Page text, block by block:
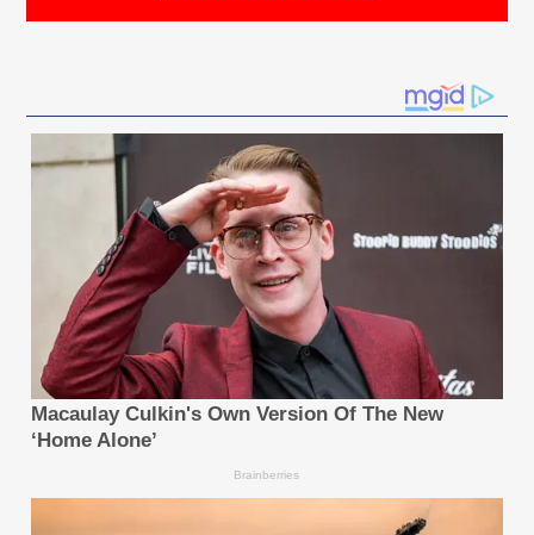
ในสภาพแวดล้อมเมืองที่มีความหนาแน่นสูง บางรุ่นได้รับ
การรับรองมาตรฐาน EMC Class B เพื่อจำกัดสัญญาณ
รบกวนแม่เหล็กไฟฟ้า
ความสามารถเหล่านั้นพิสูจน์ภาคสนามแล้ว ตั้งแต่จอแสดง
ผลขนาด 2,800 ตารางเมตรสำหรับอาคาร AKH Tower
ในซาอุดีอาระเบีย ไปจนถึงการติดตั้งจอ 3 มิติแบบอนามอร์
ฟิกในวอร์ซอ โดยส่งมอบผ่านเครือข่ายระดับโลกที่
ครอบคลุมมากกว่า 160 ประเทศ และจุดจำหน่ายและบริการ
กว่า 5,600 แห่ง นี่คือรากฐานการเปลี่ยนแปลงของ
Unilumin จากการส่งออกผลิตภัณฑ์ไปสู่การส่งออก
แบรนด์ บริการ ความน่าเชื่อถือ และความร่วมมือที่แท้จริง
อนาคตของสื่อโฆษณานอกบ้านนั้นฉลาดขึ้น เป็นมิตรกับสิ่ง
แวดล้อมมากขึ้น และสร้างประสบการณ์ที่ดื่มด่ำยิ่งขึ้น
Unilumin กำลังสร้างอนาคตที่ว่าโดยผสานความ
เชี่ยวชาญด้านวิศวกรรม ขนาดการผลิต และเครือข่ายระดับ